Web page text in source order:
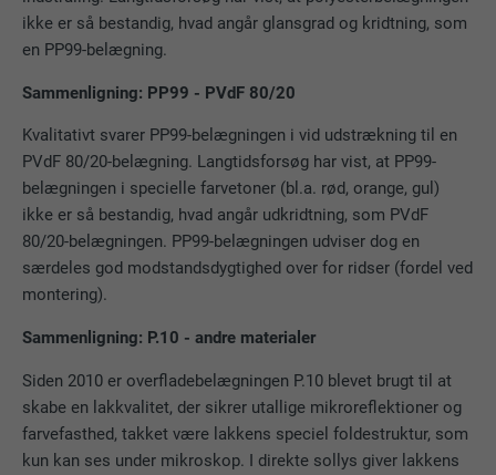
ikke er så bestandig, hvad angår glansgrad og kridtning, som
en PP99-belægning.
Sammenligning: PP99 - PVdF 80/20
Kvalitativt svarer PP99-belægningen i vid udstrækning til en
PVdF 80/20-belægning. Langtidsforsøg har vist, at PP99-
belægningen i specielle farvetoner (bl.a. rød, orange, gul)
ikke er så bestandig, hvad angår udkridtning, som PVdF
80/20-belægningen. PP99-belægningen udviser dog en
særdeles god modstandsdygtighed over for ridser (fordel ved
montering).
Sammenligning: P.10 - andre materialer
Siden 2010 er overfladebelægningen P.10 blevet brugt til at
skabe en lakkvalitet, der sikrer utallige mikroreflektioner og
farvefasthed, takket være lakkens speciel foldestruktur, som
kun kan ses under mikroskop. I direkte sollys giver lakkens